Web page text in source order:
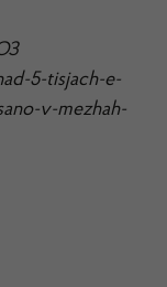
5-tisjach-e-
v-mezhah-